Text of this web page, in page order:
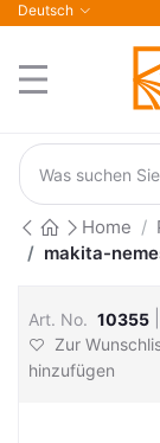
Deutsch
Home
makita-
Art. No. 10355
Zur
hinzufügen